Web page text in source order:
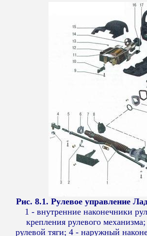
Рис. 8.1. Рулевое управление
1 - внутренние наконечники
крепления рулевого
рулевой тяги; 4 - наружный